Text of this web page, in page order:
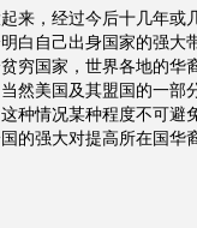
来，经过今后十几年或
白自己出身国家的强大
穷国家，世界各地的华
然美国及其盟国的一部
种情况某种程度不可避
的强大对提高所在国华